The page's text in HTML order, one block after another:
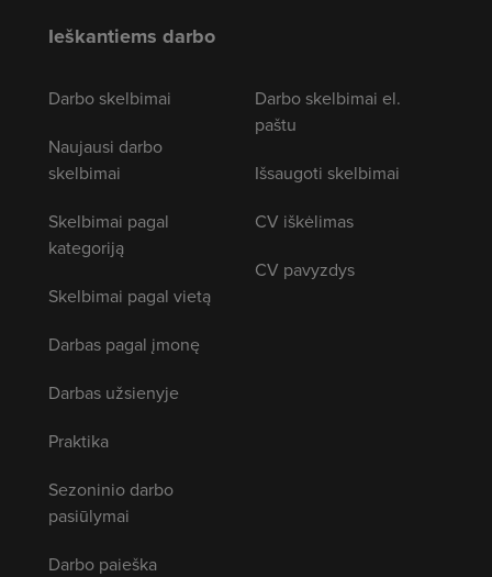
Ieškantiems darbo
Darbo skelbimai
Naujausi darbo
skelbimai
Skelbimai pagal
kategoriją
Skelbimai pagal vietą
Darbas pagal įmonę
Darbas užsienyje
Praktika
Sezoninio darbo
pasiūlymai
Darbo paieška
Darbo skelbimai el.
paštu
Išsaugoti skelbimai
CV iškėlimas
CV pavyzdys